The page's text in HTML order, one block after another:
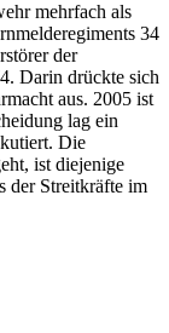
mehrfach als
34
der
Darin drückte sich
aus. 2005 ist
lag ein
Die
ist diejenige
der Streitkräfte im